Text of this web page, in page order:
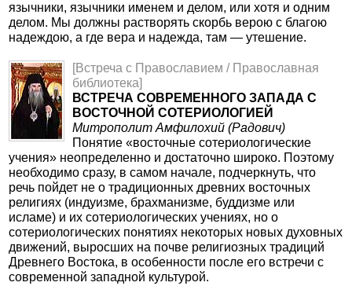
язычники, язычники именем и делом, или хотя и одним
делом. Мы должны растворять скорбь верою с благою
надеждою, а где вера и надежда, там — утешение.
[Встреча с Православием / Православная
библиотека]
ВСТРЕЧА СОВРЕМЕННОГО ЗАПАДА С
ВОСТОЧНОЙ СОТЕРИОЛОГИЕЙ
Митрополит Амфилохий (Радович)
Понятие «восточные сотериологические
учения» неопределенно и достаточно широко. Поэтому
необходимо сразу, в самом начале, подчеркнуть, что
речь пойдет не о традиционных древних восточных
религиях (индуизме, брахманизме, буддизме или
исламе) и их сотериологических учениях, но о
сотериологических понятиях некоторых новых духовных
движений, выросших на почве религиозных традиций
Древнего Востока, в особенности после его встречи с
современной западной культурой.